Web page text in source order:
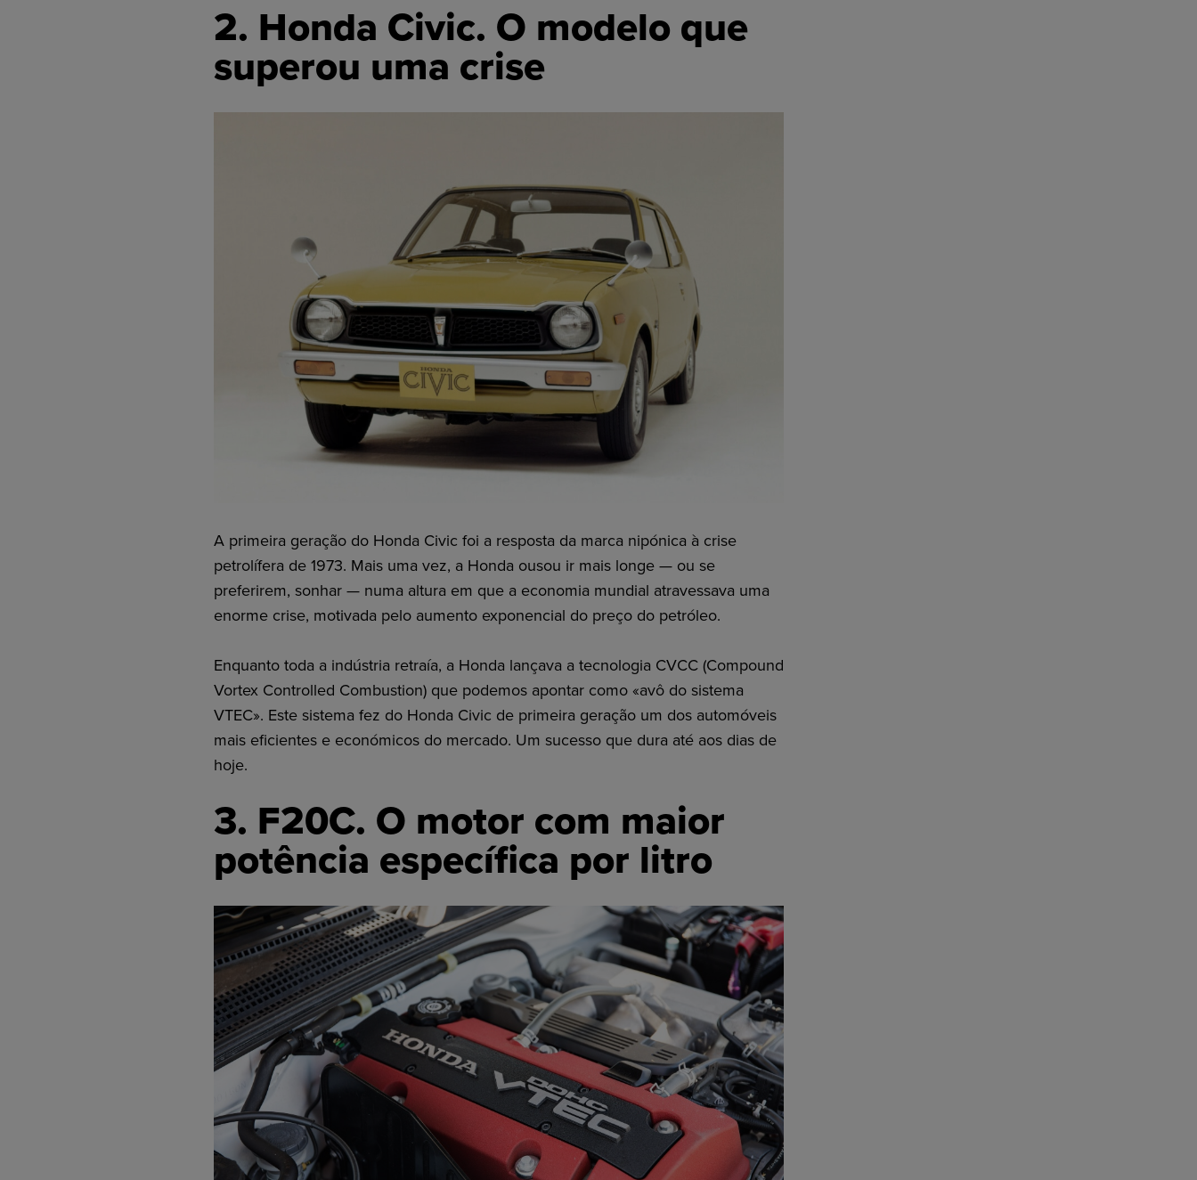
2. Honda Civic. O modelo que
superou uma crise
A primeira geração do Honda Civic foi a resposta da marca nipónica à crise
petrolífera de 1973. Mais uma vez, a Honda ousou ir mais longe — ou se
preferirem, sonhar — numa altura em que a economia mundial atravessava uma
enorme crise, motivada pelo aumento exponencial do preço do petróleo.
Enquanto toda a indústria retraía, a Honda lançava a tecnologia CVCC (Compound
Vortex Controlled Combustion) que podemos apontar como «avô do sistema
VTEC». Este sistema fez do Honda Civic de primeira geração um dos automóveis
mais eficientes e económicos do mercado. Um sucesso que dura até aos dias de
hoje.
3. F20C. O motor com maior
potência específica por litro